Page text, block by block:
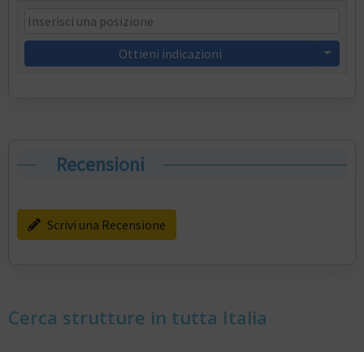
Ottieni indicazioni
Recensioni
Scrivi una Recensione
Cerca strutture in tutta Italia